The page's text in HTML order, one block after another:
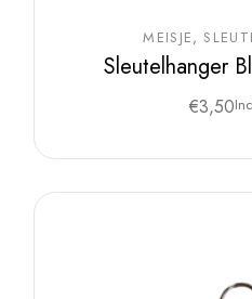
MEISJE
Sleutelhanger
€3,50